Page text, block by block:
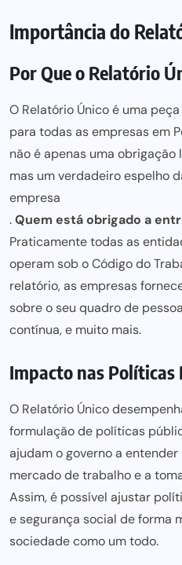
Importância do
Por Que o Relatório
O Relatório Único é uma
para todas as empresasem
não é apenas uma obrigação
mas um verdadeiro espelho
empresa
.Quem está obrigado a
Praticamente todas as
operam sob o Código do
relatório, as empresas
sobre o seu quadro de
contínua, e muito mais.
Impacto nas Políticas
O Relatório Único
formulação de políticas
ajudam o governo a
mercado de trabalho e a
Assim, é possível ajustar
e segurança social de forma
sociedade como um todo.